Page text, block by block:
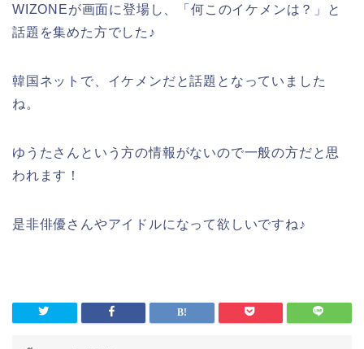
WIZONEが画面に登場し、「何このイケメンは？」と
話題を集めた方でした♪
韓国ネットで、イケメンだと話題となっていました
ね。
ゆうたさんという方の情報がないので一般の方だと思
われます！
是非俳優さんやアイドルになって欲しいですね♪